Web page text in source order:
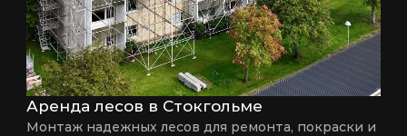
Аренда лесов в Стокгольме
Монтаж надежных лесов для ремонта, покраски и